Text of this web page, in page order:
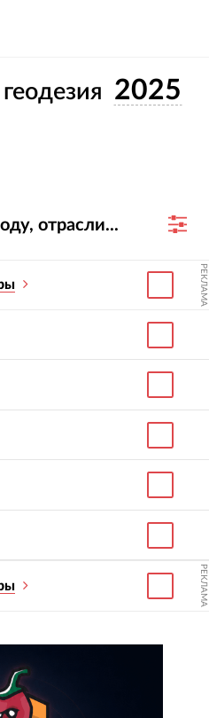
2025
отрасли...
РЕКЛАМА
РЕКЛАМА